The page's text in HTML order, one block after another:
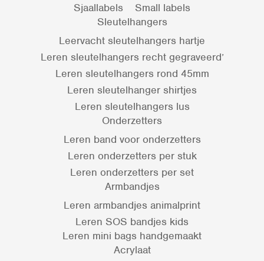
Sjaallabels
Small labels
Sleutelhangers
Leervacht sleutelhangers hartje
Leren sleutelhangers recht gegraveerd’
Leren sleutelhangers rond 45mm
Leren sleutelhanger shirtjes
Leren sleutelhangers lus
Onderzetters
Leren band voor onderzetters
Leren onderzetters per stuk
Leren onderzetters per set
Armbandjes
Leren armbandjes animalprint
Leren SOS bandjes kids
Leren mini bags handgemaakt
Acrylaat